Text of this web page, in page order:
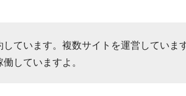
ています。複数サイトを運営していま
していますよ。